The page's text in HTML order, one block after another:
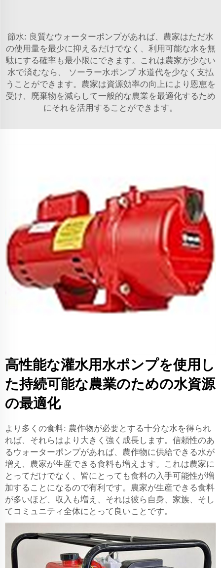
節水: 良質なウォーターポンプがあれば、農家はただ水
の使用量を最少に抑えるだけでなく、利用可能な水を無
駄にする確率も最小限にできます。これは農家が少ない
水で済むなら、
ソーラー水ポンプ 水道代を少なく支払
うことができます。農家は資源効率の向上により恩恵を
受け、廃棄物を減らして一般的な農業を最適化するため
にそれを活用することができます。
高性能な灌水用水ポンプを使用し
た持続可能な農業のための水資源
の最適化
より多くの食料: 農作物が必要とする十分な水を得られ
れば、それらはより大きく強く成長します。信頼性のあ
るウォーターポンプがあれば、農作物に供給できる水が
増え、農家が生産できる食料も増えます。これは農家に
とってだけでなく、皆にとっても食料の入手可能性が増
加することになるので有利です。農家が生産できる食料
が多いほど、収入も増え、それは彼ら自身、家族、そし
てコミュニティ全体にとって良いことです。